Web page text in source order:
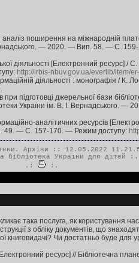
аналіз поширення на міжнародній
— 2020. — Вип. 58. — C.
діяльності [Електронний ресурс] / С.
http://irbis-nbuv.gov.ua/everlib/item/
діяльності : монографія
.
підготовці джерельної бази
України ім. В. І.
аналітичних ресурсів
49. — С. 157-170. — Режим доступу:
Архіви :: 12.05.2022
бібліотека України для дітей :.
.:
:.
така послуга, як користування
з обліку документів, що
книговидачі? Чи достатньо буде
[Електронний ресурс] //